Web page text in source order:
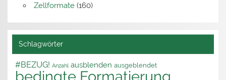
Zellformate(160)
Schlagwörter
#BEZUG! Anzahl ausblenden ausgeblendet
bedingte Formatierung